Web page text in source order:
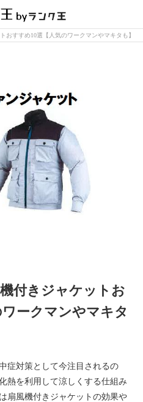
おすすめ10選【人気のワークマンやマキタも】
機付きジャケットお
ークマンやマキタ
症対策として今注目されるの
熱を利用して涼しくする仕組み
扇風機付きジャケットの効果や